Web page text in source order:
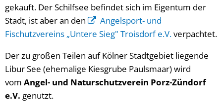
gekauft. Der Schilfsee befindet sich im Eigentum der
Stadt, ist aber an den
Angelsport- und
Fischutzvereins „Untere Sieg" Troisdorf e.V.verpachtet.
Der zu großen Teilen auf Kölner Stadtgebiet liegende
Libur See (ehemalige Kiesgrube Paulsmaar) wird
vom Angel- und Naturschutzverein Porz-Zündorf
e.V. genutzt.